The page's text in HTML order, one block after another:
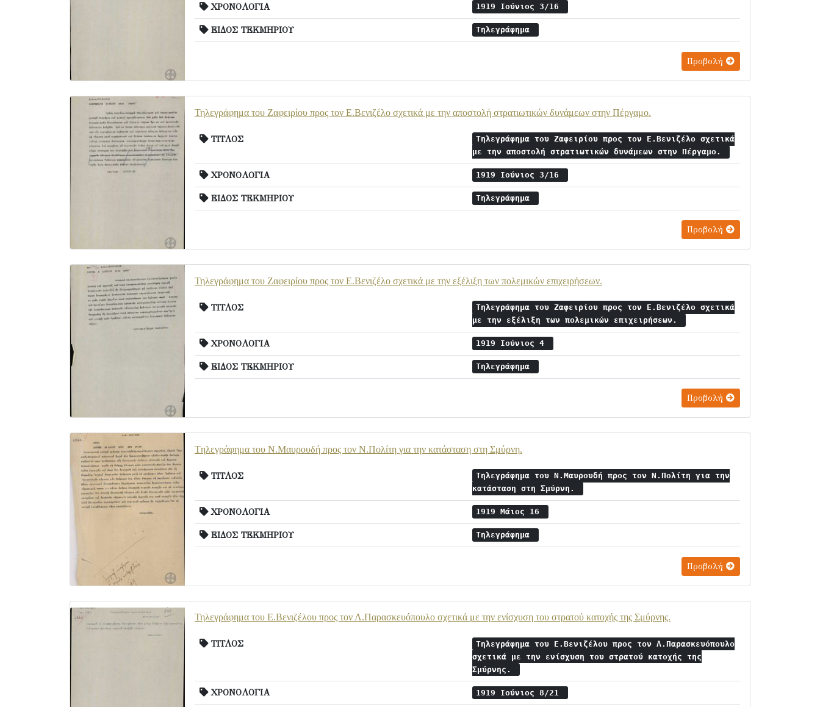
ΧΡΟΝΟΛΟΓΙΑ 1919 Ιούνιος 3/16
ΕΙΔΟΣ ΤΕΚΜΗΡΙΟΥ Τηλεγράφημα
Προβολή
Τηλεγράφημα του Ζαφειρίου προς τον Ε.Βενιζέλο σχετικά με την αποστολή στρατιωτικών δυνάμεων στην Πέργαμο.
ΤΙΤΛΟΣ
Τηλεγράφημα του Ζαφειρίου προς τον Ε.Βενιζέλο σχετικά
με την αποστολή στρατιωτικών δυνάμεων στην Πέργαμο.
ΧΡΟΝΟΛΟΓΙΑ 1919 Ιούνιος 3/16
ΕΙΔΟΣ ΤΕΚΜΗΡΙΟΥ Τηλεγράφημα
Προβολή
Τηλεγράφημα του Ζαφειρίου προς τον Ε.Βενιζέλο σχετικά με την εξέλιξη των πολεμικών επιχειρήσεων.
ΤΙΤΛΟΣ
Τηλεγράφημα του Ζαφειρίου προς τον Ε.Βενιζέλο σχετικά
με την εξέλιξη των πολεμικών επιχειρήσεων.
ΧΡΟΝΟΛΟΓΙΑ 1919 Ιούνιος 4
ΕΙΔΟΣ ΤΕΚΜΗΡΙΟΥ Τηλεγράφημα
Προβολή
Tηλεγράφημα του Ν.Μαυρουδή προς τον Ν.Πολίτη για την κατάσταση στη Σμύρνη.
ΤΙΤΛΟΣ
Tηλεγράφημα του Ν.Μαυρουδή προς τον Ν.Πολίτη για την
κατάσταση στη Σμύρνη.
ΧΡΟΝΟΛΟΓΙΑ 1919 Μάιος 16
ΕΙΔΟΣ ΤΕΚΜΗΡΙΟΥ Τηλεγράφημα
Προβολή
Τηλεγράφημα του Ε.Βενιζέλου προς τον Λ.Παρασκευόπουλο σχετικά με την ενίσχυση του στρατού κατοχής της Σμύρνης.
ΤΙΤΛΟΣ
Τηλεγράφημα του Ε.Βενιζέλου προς τον Λ.Παρασκευόπουλο
σχετικά με την ενίσχυση του στρατού κατοχής της
Σμύρνης.
ΧΡΟΝΟΛΟΓΙΑ 1919 Ιούνιος 8/21